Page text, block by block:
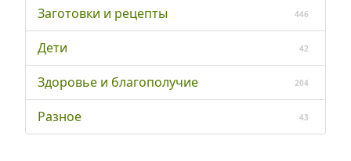
Заготовки и рецепты 446
Дети 42
Здоровье и благополучие 204
Разное 43